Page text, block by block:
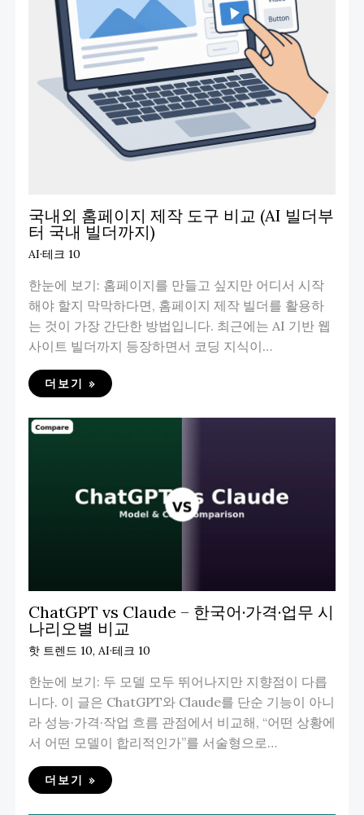
국내외 홈페이지 제작 도구 비교 (AI 빌더부
터 국내 빌더까지)
AI·테크 10
한눈에 보기: 홈페이지를 만들고 싶지만 어디서 시작
해야 할지 막막하다면, 홈페이지 제작 빌더를 활용하
는 것이 가장 간단한 방법입니다. 최근에는 AI 기반 웹
사이트 빌더까지 등장하면서 코딩 지식이…
더보기 »
ChatGPT vs Claude – 한국어·가격·업무 시
나리오별 비교
핫 트렌드 10, AI·테크 10
한눈에 보기: 두 모델 모두 뛰어나지만 지향점이 다릅
니다. 이 글은 ChatGPT와 Claude를 단순 기능이 아니
라 성능·가격·작업 흐름 관점에서 비교해, “어떤 상황에
서 어떤 모델이 합리적인가”를 서술형으로…
더보기 »